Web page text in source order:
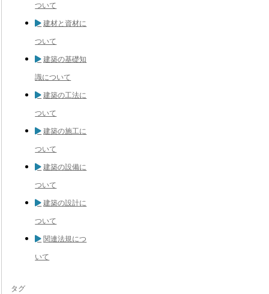
ついて
建材と資材に
ついて
建築の基礎知
識について
建築の工法に
ついて
建築の施工に
ついて
建築の設備に
ついて
建築の設計に
ついて
関連法規につ
いて
タグ